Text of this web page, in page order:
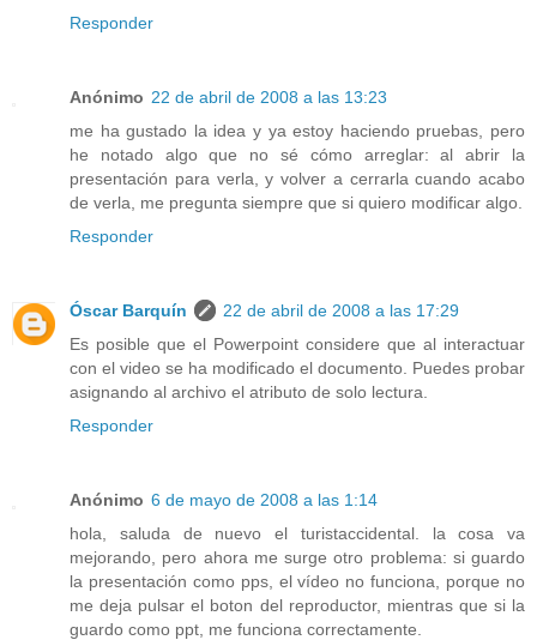
Responder
Anónimo 22 de abril de 2008 a las 13:23
me ha gustado la idea y ya estoy haciendo pruebas, pero
he notado algo que no sé cómo arreglar: al abrir la
presentación para verla, y volver a cerrarla cuando acabo
de verla, me pregunta siempre que si quiero modificar algo.
Responder
Óscar Barquín
22 de abril de 2008 a las 17:29
Es posible que el Powerpoint considere que al interactuar
con el video se ha modificado el documento. Puedes probar
asignando al archivo el atributo de solo lectura.
Responder
Anónimo 6 de mayo de 2008 a las 1:14
hola, saluda de nuevo el turistaccidental. la cosa va
mejorando, pero ahora me surge otro problema: si guardo
la presentación como pps, el vídeo no funciona, porque no
me deja pulsar el boton del reproductor, mientras que si la
guardo como ppt, me funciona correctamente.